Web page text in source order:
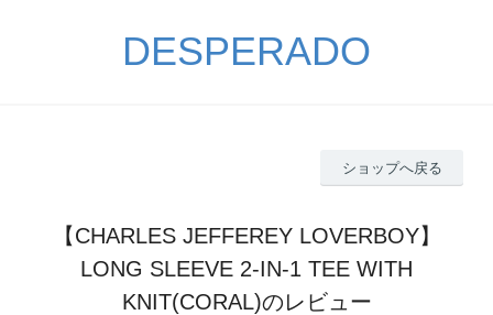
DESPERADO
ショップへ戻る
【CHARLES JEFFEREY LOVERBOY】
LONG SLEEVE 2-IN-1 TEE WITH
KNIT(CORAL)のレビュー